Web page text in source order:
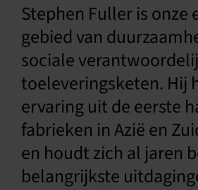
Stephen Fuller is onze
gebied van
sociale
toeleveringsketen. Hij
ervaring uit de eerste
fabrieken in Azië en
en houdt zich al jaren
belangrijkste